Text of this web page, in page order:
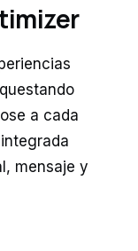
a cada
mensaje y